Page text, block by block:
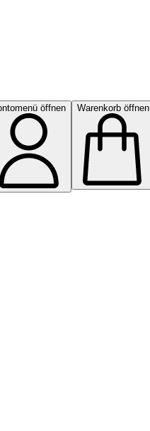
öffnen Warenkorb öffnen